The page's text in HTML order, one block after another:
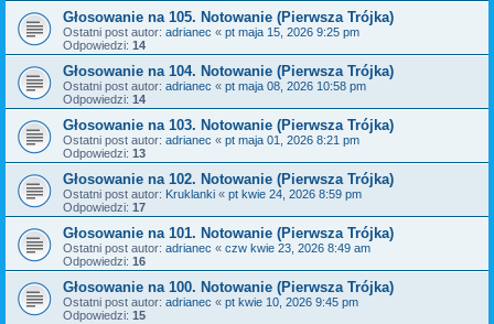
Głosowanie na 105. Notowanie (Pierwsza Trójka)
Ostatni post autor: adrianec « pt maja 15, 2026 9:25 pm
Odpowiedzi: 14
Głosowanie na 104. Notowanie (Pierwsza Trójka)
Ostatni post autor: adrianec « pt maja 08, 2026 10:58 pm
Odpowiedzi: 14
Głosowanie na 103. Notowanie (Pierwsza Trójka)
Ostatni post autor: adrianec « pt maja 01, 2026 8:21 pm
Odpowiedzi: 13
Głosowanie na 102. Notowanie (Pierwsza Trójka)
Ostatni post autor: Kruklanki « pt kwie 24, 2026 8:59 pm
Odpowiedzi: 17
Głosowanie na 101. Notowanie (Pierwsza Trójka)
Ostatni post autor: adrianec « czw kwie 23, 2026 8:49 am
Odpowiedzi: 16
Głosowanie na 100. Notowanie (Pierwsza Trójka)
Ostatni post autor: adrianec « pt kwie 10, 2026 9:45 pm
Odpowiedzi: 15